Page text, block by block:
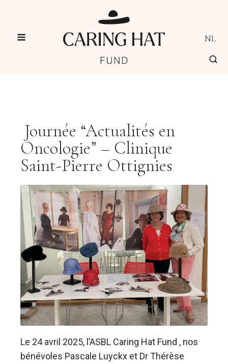
NL
Journée “Actualités en
Oncologie” – Clinique
Saint-Pierre Ottignies
Le 24 avril 2025, l’ASBL Caring Hat Fund , nos
bénévoles Pascale Luyckx et Dr Thérèse